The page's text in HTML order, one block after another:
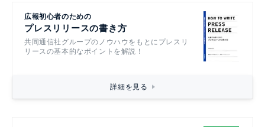
広報初心者のための
プレスリリースの書き方
共同通信社グループのノウハウをもとにプレスリ
リースの基本的なポイントを解説！
詳細を見る